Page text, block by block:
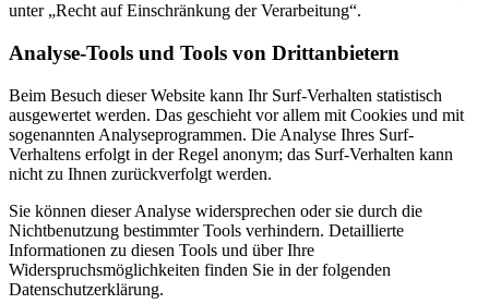
unter „Recht auf Einschränkung der Verarbeitung“.
Analyse-Tools und Tools von Drittanbietern
Beim Besuch dieser Website kann Ihr Surf-Verhalten statistisch
ausgewertet werden. Das geschieht vor allem mit Cookies und mit
sogenannten Analyseprogrammen. Die Analyse Ihres Surf-
Verhaltens erfolgt in der Regel anonym; das Surf-Verhalten kann
nicht zu Ihnen zurückverfolgt werden.
Sie können dieser Analyse widersprechen oder sie durch die
Nichtbenutzung bestimmter Tools verhindern. Detaillierte
Informationen zu diesen Tools und über Ihre
Widerspruchsmöglichkeiten finden Sie in der folgenden
Datenschutzerklärung.